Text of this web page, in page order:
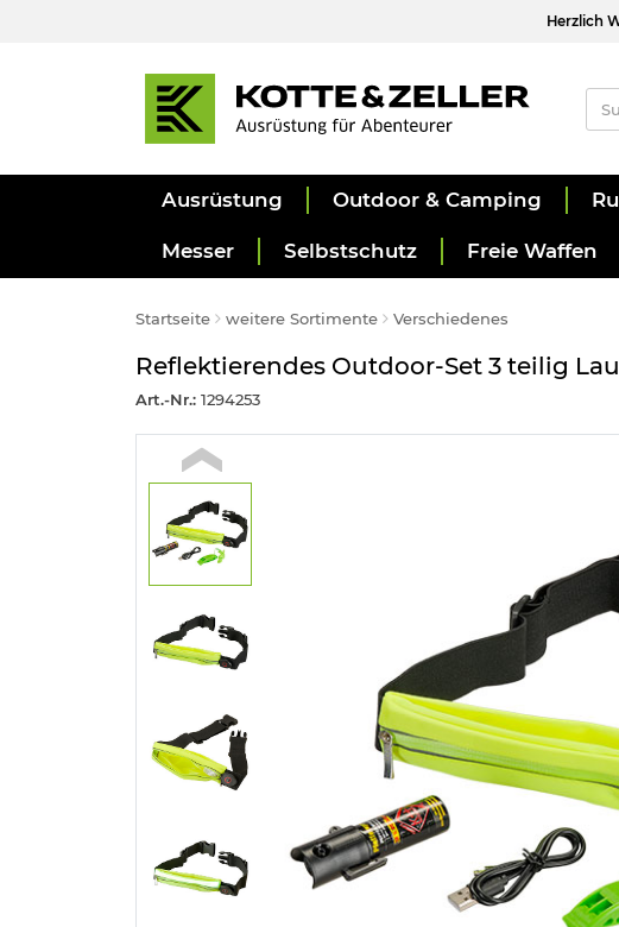
Herzlich
Ausrüstung Outdoor & Camping
Messer Selbstschutz Freie Waffen
Startseite weitere Sortimente Verschiedenes
Reflektierendes Outdoor-Set 3 teilig
Art.-Nr.: 1294253